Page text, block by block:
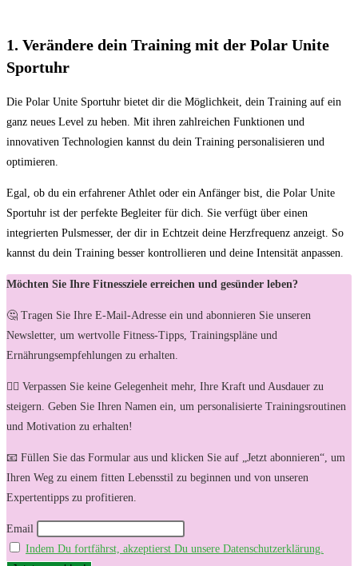
1. Verändere dein Training mit der Polar Unite
Sportuhr
Die Polar Unite Sportuhr bietet dir die Möglichkeit, dein ​Training auf ein
‍ganz neues Level zu heben.​ Mit ihren zahlreichen Funktionen und
innovativen Technologien kannst du dein Training personalisieren und
optimieren.
Egal, ob du ein​ erfahrener Athlet oder ein Anfänger bist, die Polar Unite
Sportuhr ist der perfekte Begleiter für dich. Sie ⁤verfügt über einen
integrierten Pulsmesser, ‍der⁣ dir⁢ in ⁤Echtzeit deine Herzfrequenz anzeigt. So
kannst du dein Training besser kontrollieren und deine Intensität anpassen.
Möchten Sie Ihre Fitnessziele erreichen und gesünder leben?
🤔 Tragen Sie Ihre E-Mail-Adresse ein und abonnieren Sie unseren
Newsletter, um wertvolle Fitness-Tipps, Trainingspläne und
Ernährungsempfehlungen zu erhalten.
🏋️‍♀️ Verpassen Sie keine Gelegenheit mehr, Ihre Kraft und Ausdauer zu
steigern. Geben Sie Ihren Namen ein, um personalisierte Trainingsroutinen
und Motivation zu erhalten!
📧 Füllen Sie das Formular aus und klicken Sie auf „Jetzt abonnieren“, um
Ihren Weg zu einem fitten Lebensstil zu beginnen und von unseren
Expertentipps zu profitieren.
Email
Indem Du fortfährst, akzeptierst Du unsere Datenschutzerklärung.